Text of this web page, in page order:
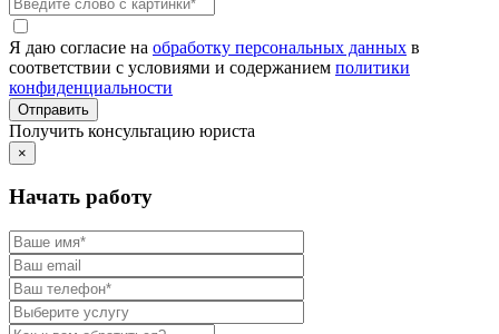
Я даю согласие на обработку персональных данных в
соответствии с условиями и содержанием политики
конфиденциальности
Получить консультацию юриста
×
Начать работу